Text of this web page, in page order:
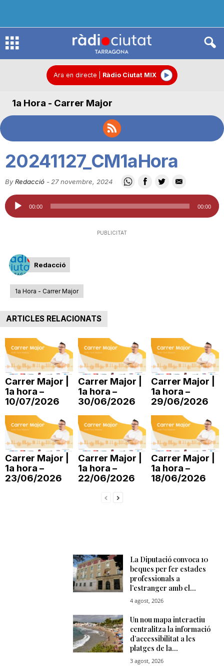
R
d
C
u
t
t
d
e
T
Ara en directe Ràdio Ciutat MIX
1a Hora - Carrer Major
20241127_CM1aHora
By Redacció - 27 novembre, 2024
Reproductor
d'àudio
00:00 00:00
PUBLICITAT
Redacció
1a Hora - Carrer Major
ARTICLES RELACIONATS
Carrer Major |
1a hora –
10/07/2026
Carrer Major |
1a hora –
30/06/2026
Carrer Major |
1a hora –
29/06/2026
Carrer Major |
1a hora –
23/06/2026
Carrer Major |
1a hora –
22/06/2026
Carrer Major |
1a hora –
18/06/2026